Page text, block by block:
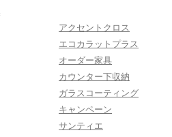
アクセントクロス
エコカラットプラス
オーダー家具
カウンター下収納
ガラスコーティング
キャンペーン
サンティエ